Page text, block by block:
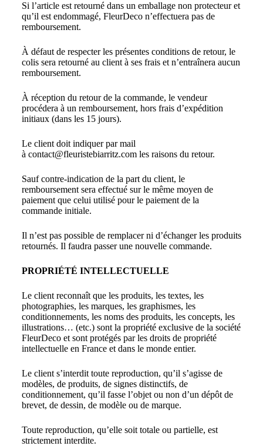
Si l’article est retourné dans un emballage non protecteur et
qu’il est endommagé, FleurDeco n’effectuera pas de
remboursement.
À défaut de respecter les présentes conditions de retour, le
colis sera retourné au client à ses frais et n’entraînera aucun
remboursement.
À réception du retour de la commande, le vendeur
procédera à un remboursement, hors frais d’expédition
initiaux (dans les 15 jours).
Le client doit indiquer par mail
à contact@fleuristebiarritz.com les raisons du retour.
Sauf contre-indication de la part du client, le
remboursement sera effectué sur le même moyen de
paiement que celui utilisé pour le paiement de la
commande initiale.
Il n’est pas possible de remplacer ni d’échanger les produits
retournés. Il faudra passer une nouvelle commande.
PROPRIÉTÉ INTELLECTUELLE
Le client reconnaît que les produits, les textes, les
photographies, les marques, les graphismes, les
conditionnements, les noms des produits, les concepts, les
illustrations… (etc.) sont la propriété exclusive de la société
FleurDeco et sont protégés par les droits de propriété
intellectuelle en France et dans le monde entier.
Le client s’interdit toute reproduction, qu’il s’agisse de
modèles, de produits, de signes distinctifs, de
conditionnement, qu’il fasse l’objet ou non d’un dépôt de
brevet, de dessin, de modèle ou de marque.
Toute reproduction, qu’elle soit totale ou partielle, est
strictement interdite.